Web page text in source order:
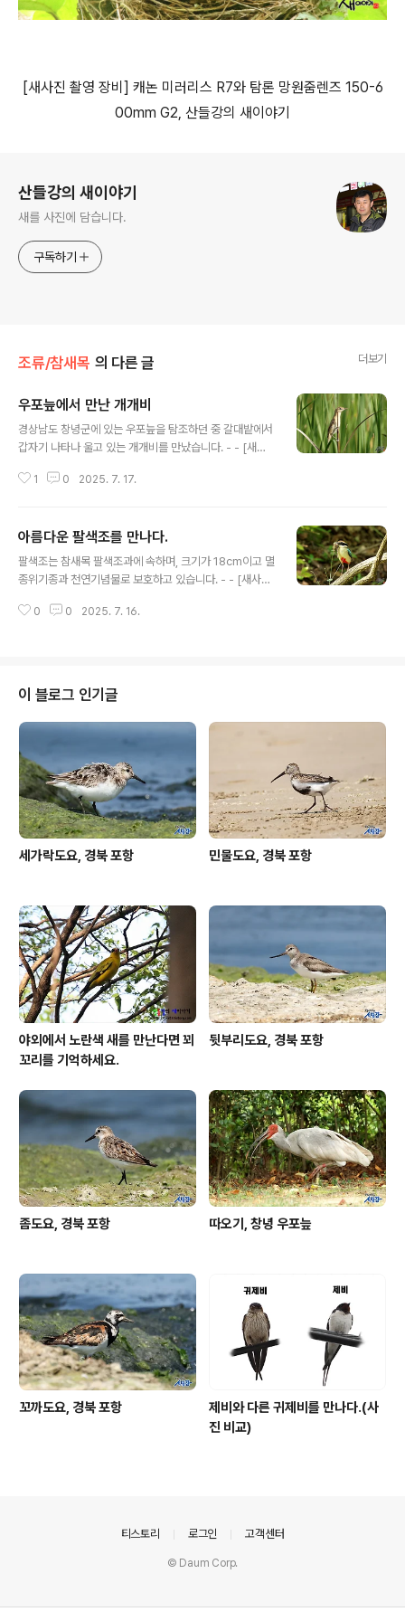
[새사진 촬영 장비 ] 캐논 미러리스 R7와 탐론 망원줌렌즈 150-6
00mm G2, 산들강의 새이야기
산들강의 새이야기
새를 사진에 담습니다.
구독하기
조류/참새목 의 다른 글 더보기
우포늪에서 만난 개개비
경상남도 창녕군에 있는 우포늪을 탐조하던 중 갈대밭에서
갑자기 나타나 울고 있는 개개비를 만났습니다. - - [새사
600mm G2, 산들강의 새이야기
1 0 2025. 7. 17.
아름다운 팔색조를 만나다.
팔색조는 참새목 팔색조과에 속하며, 크기가 18cm이고 멸
종위기종과 천연기념물로 보호하고 있습니다. - - [새사진
0mm G2, 산들강의 새이야기
0 0 2025. 7. 16.
이 블로그 인기글
세가락도요, 경북 포항 민물도요, 경북 포항
야외에서 노란색 새를 만난다면 꾀
꼬리를 기억하세요.
뒷부리도요, 경북 포항
좀도요, 경북 포항 따오기, 창녕 우포늪
꼬까도요, 경북 포항
제비와 다른 귀제비를 만나다.(사
진 비교)
티스토리 로그인 고객센터
© Daum Corp.